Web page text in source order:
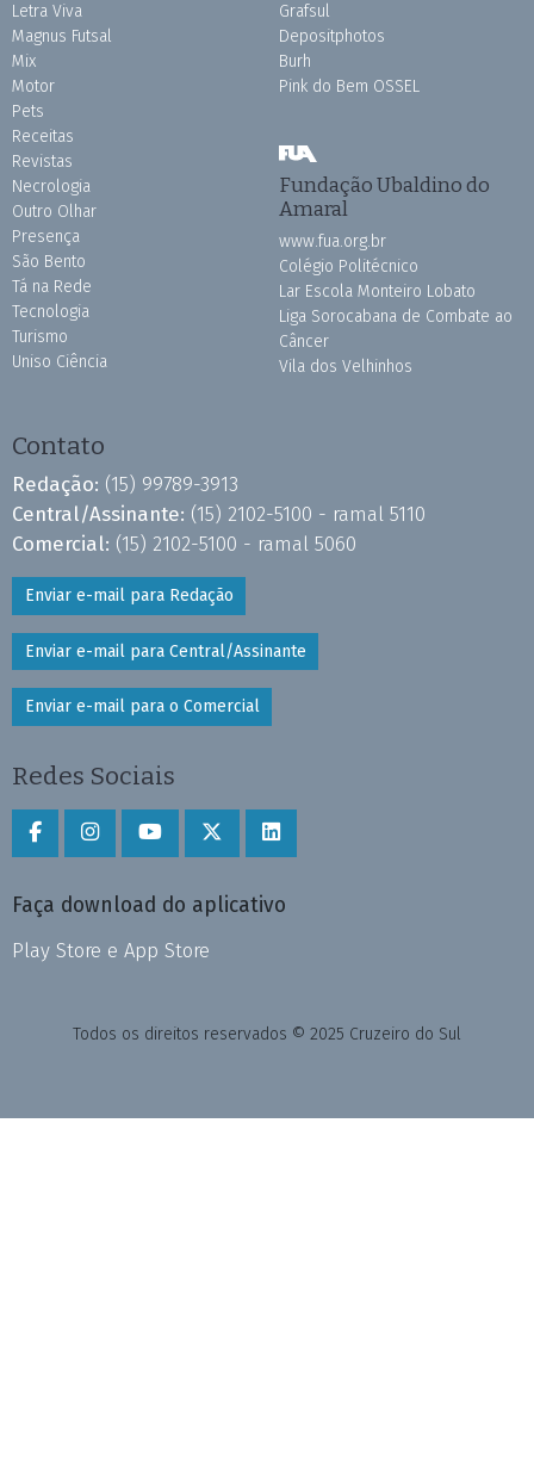
Letra Viva
Magnus Futsal
Mix
Motor
Pets
Receitas
Revistas
Necrologia
Outro Olhar
Presença
São Bento
Tá na Rede
Tecnologia
Turismo
Uniso Ciência
Grafsul
Depositphotos
Burh
Pink do Bem OSSEL
Fundação Ubaldino do
Amaral
www.fua.org.br
Colégio Politécnico
Lar Escola Monteiro Lobato
Liga Sorocabana de Combate ao
Câncer
Vila dos Velhinhos
Contato
Redação: (15) 99789-3913
Central/Assinante: (15) 2102-5100 - ramal 5110
Comercial: (15) 2102-5100 - ramal 5060
Enviar e-mail para Redação
Enviar e-mail para Central/Assinante
Enviar e-mail para o Comercial
Redes Sociais
Faça download do aplicativo
Play Store e App Store
Todos os direitos reservados © 2025 Cruzeiro do Sul